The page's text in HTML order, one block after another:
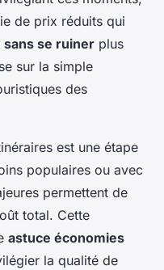
de prix réduits qui
se ruiner plus
sur la simple
des
est une étape
populaires ou avec
permettent de
total. Cette
astuce économies
la qualité de